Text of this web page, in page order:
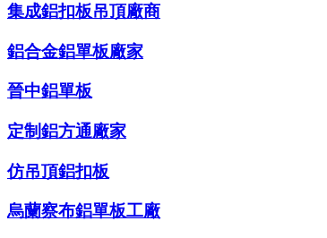
集成鋁扣板吊頂廠商
鋁合金鋁單板廠家
晉中鋁單板
定制鋁方通廠家
仿吊頂鋁扣板
烏蘭察布鋁單板工廠